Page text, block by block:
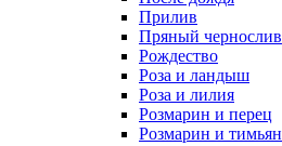
Прилив
Пряный чернослив
Рождество
Роза и ландыш
Роза и лилия
Розмарин и перец
Розмарин и тимьян